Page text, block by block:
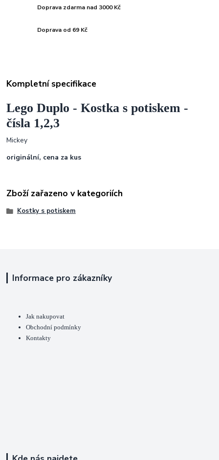
Doprava zdarma nad 3000 Kč
Doprava od 69 Kč
Kompletní specifikace
Lego Duplo - Kostka s potiskem -
čísla 1,2,3
Mickey
originální, cena za kus
Zboží zařazeno v kategoriích
Kostky s potiskem
Informace pro zákazníky
Jak nakupovat
Obchodní podmínky
Kontakty